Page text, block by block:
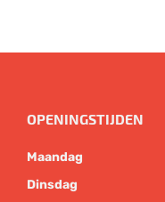
OPENINGSTIJDEN
Maandag
Dinsdag